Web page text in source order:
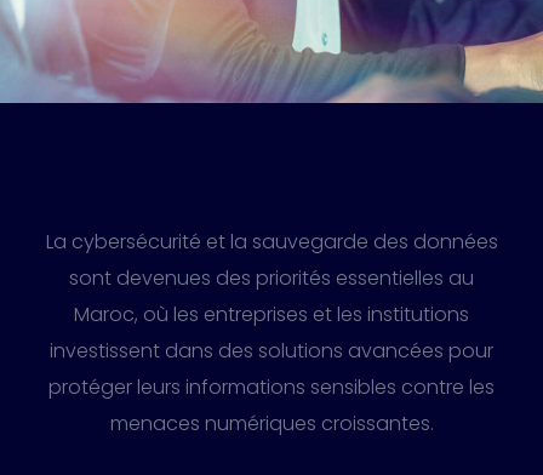
La cybersécurité et la sauvegarde des données
sont devenues des priorités essentielles au
Maroc, où les entreprises et les institutions
investissent dans des solutions avancées pour
protéger leurs informations sensibles contre les
menaces numériques croissantes.